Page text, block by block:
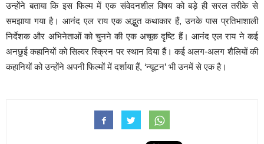
उन्होंने बताया कि इस फिल्म में एक संवेदनशील विषय को बड़े ही सरल तरीके से
समझाया गया है। आनंद एल राय एक अद्भुत कथाकार हैं, उनके पास प्रतिभाशाली
निर्देशक और अभिनेताओं को चुनने की एक अचूक दृष्टि हैं। आनंद एल राय ने कई
अनछुई कहानियों को सिल्वर स्क्रिन पर स्थान दिया हैं। कई अलग-अलग शैलियों की
कहानियों को उन्होंने अपनी फिल्मों में दर्शाया हैं, ‘न्यूटन’ भी उनमें से एक है।